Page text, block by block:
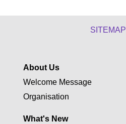
SITEMAP
About Us
Welcome Message
Organisation
What's New